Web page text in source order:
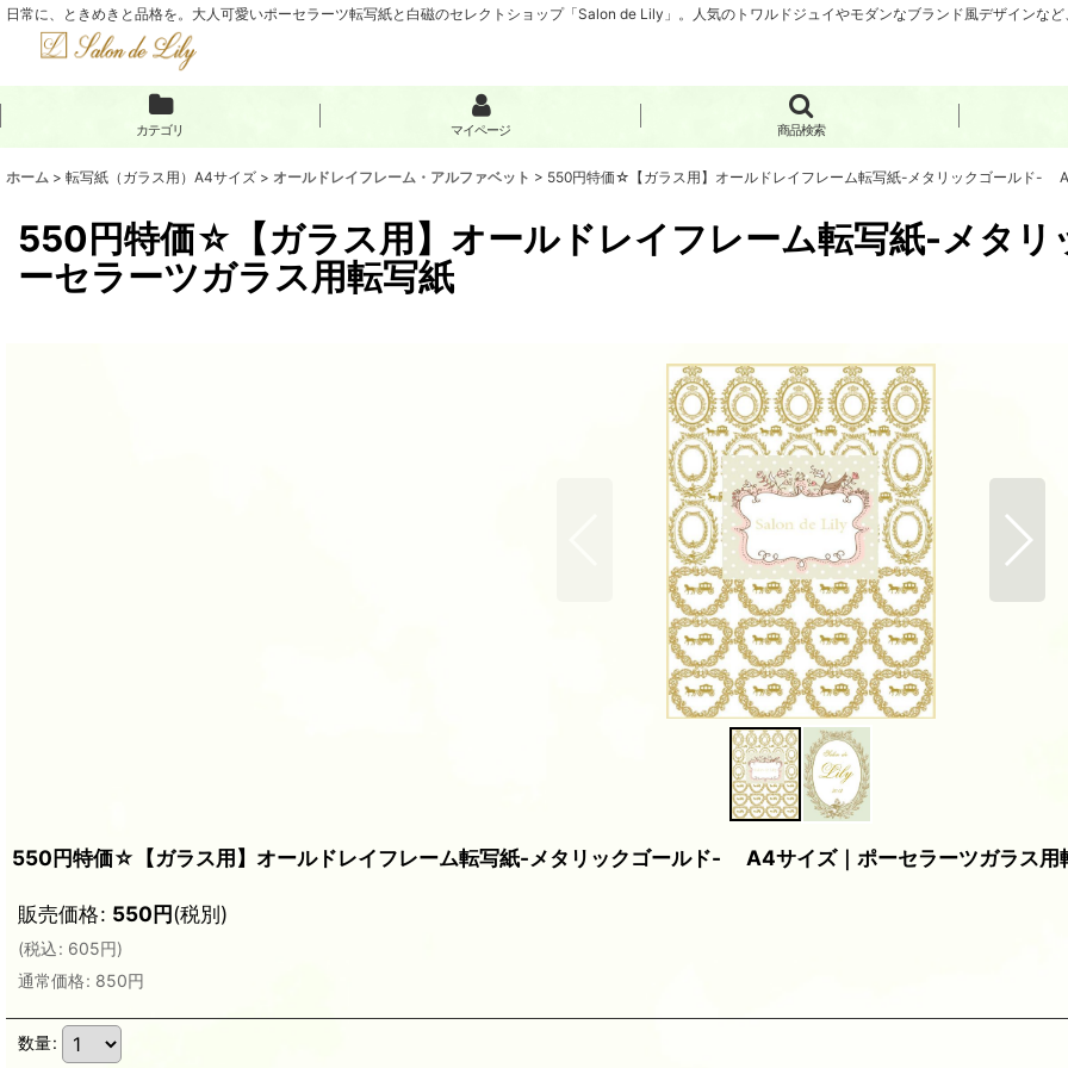
日常に、ときめきと品格を。大人可愛いポーセラーツ転写紙と白磁のセレクトショップ「Salon de Lily」。人気のトワルドジュイやモダンなブランド風デザインな
カテゴリ マイページ 商品検索
ホーム > 転写紙（ガラス用）A4サイズ > オールドレイフレーム・アルファベット > 550円特価☆【ガラス用】オールドレイフレーム転写紙-メタリックゴールド-
550円特価☆【ガラス用】オールドレイフレーム転写紙-メタ
ーセラーツガラス用転写紙
550円特価☆【ガラス用】オールドレイフレーム転写紙-メタリックゴールド- A4サイズ｜ポーセラーツガラス用
販売価格: 550円(税別)
(税込: 605円)
通常価格: 850円
数量: